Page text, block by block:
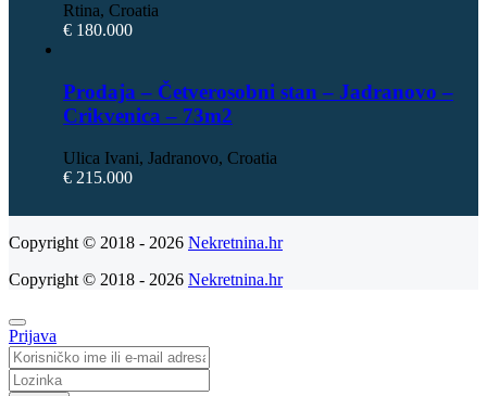
Rtina, Croatia
€ 180.000
Prodaja – Četverosobni stan – Jadranovo –
Crikvenica – 73m2
Ulica Ivani, Jadranovo, Croatia
€ 215.000
Copyright © 2018 - 2026 Nekretnina.hr
Copyright © 2018 - 2026 Nekretnina.hr
Prijava